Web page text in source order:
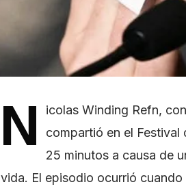
N icolas Winding Refn,
compartió en el Festival
25 minutos a causa de
vida. El episodio ocurrió